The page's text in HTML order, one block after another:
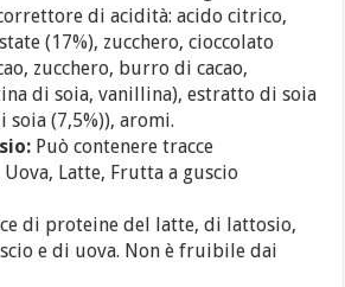
di acidità: acido citrico,
(17%), zucchero, cioccolato
zucchero, burro di cacao,
di soia, vanillina), estratto di soia
soia (7,5%)), aromi.
Può contenere tracce
Latte, Frutta a guscio
di proteine del latte, di lattosio,
e di uova. Non è fruibile dai